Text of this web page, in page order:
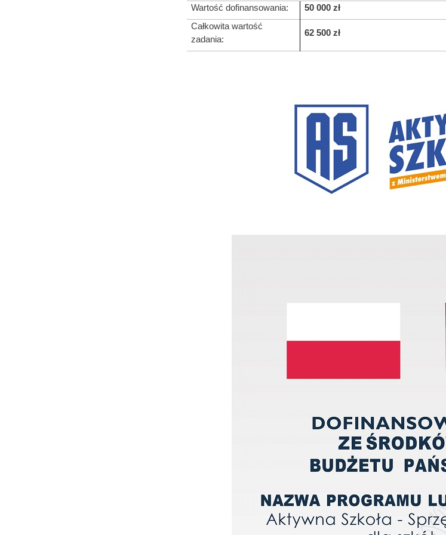
Wartość dofinansowania: 50 000 zł
Całkowita wartość
zadania:
62 500 zł